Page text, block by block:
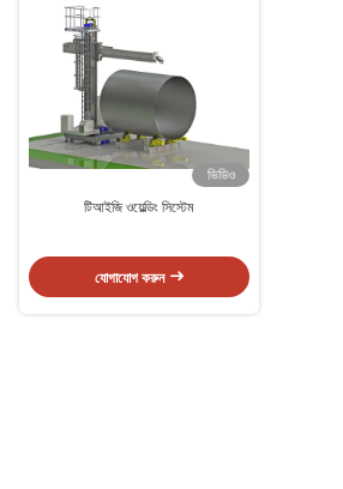
ভিডিও
টিআইজি ওয়েল্ডিং সিস্টেম
যোগাযোগ করুন